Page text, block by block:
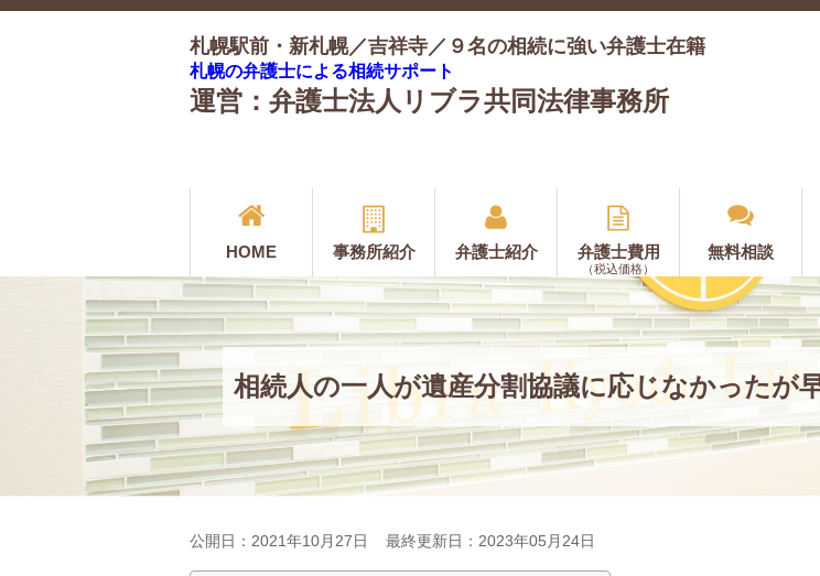
札幌駅前・新札幌／吉祥寺／９名の相続に強い弁護士在籍
札幌の弁護士による相続サポート
運営：弁護士法人リブラ共同法律事務所
HOME 事務所紹介 弁護士紹介 弁護士費用
（税込価格）
無料相談
相続人の一人が遺産分割協議に応じなかったが
公開日：2021年10月27日 最終更新日：2023年05月24日